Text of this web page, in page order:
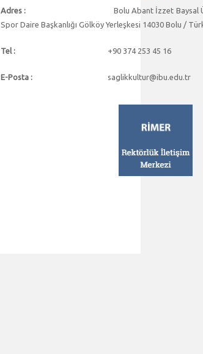
Adres :
Bolu Abant İzzet
Spor Daire Başkanlığı Gölköy Yerleşkesi 14030 Bolu /
Tel : +90 374 253 45 16
E-Posta : saglikkultur@ibu.edu.tr